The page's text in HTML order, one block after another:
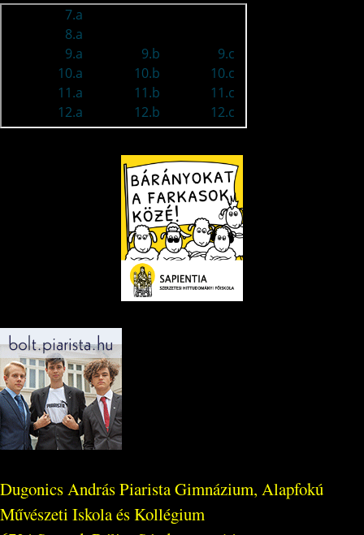
Dugonics András Piarista Gimnázium, Alapfokú
Művészeti Iskola és Kollégium